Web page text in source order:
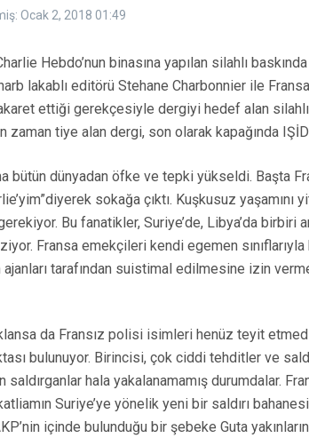
Ocak 2, 2018 01:49
Hebdo’nun binasına yapılan silahlı
lakablı editörü Stehane Charbonnier ile
ettiği gerekçesiyle dergiyi hedef alan
zaman tiye alan dergi, son olarak kapağında
bütün dünyadan öfke ve tepki yükseldi. Başta
sokağa çıktı. Kuşkusuz yaşamını
Bu fanatikler, Suriye’de, Libya’da
Fransa emekçileri kendi egemen
tarafından suistimal edilmesine izin
da Fransız polisi isimleri henüz teyit
bulunuyor. Birincisi, çok ciddi tehditler ve
hala yakalanamamış durumdalar.
Suriye’ye yönelik yeni bir saldırı
içinde bulunduğu bir şebeke Guta